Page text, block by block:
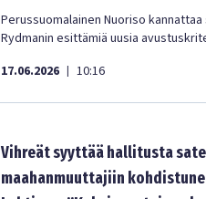
Perussuomalainen Nuoriso
Rydmanin esittämiä uusia
17.06.2026 | 10:16
Vihreät syyttää hallitusta
maahanmuuttajiin